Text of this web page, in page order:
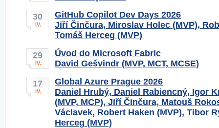
30
IV.
GitHub Copilot Dev Days 2026
Jiří Činčura, Miroslav Holec (MVP),
Tomáš Herceg (MVP)
29
IV.
Úvod do Microsoft Fabric
David Gešvindr (MVP, MCT, MCSE)
17
IV.
Global Azure Prague 2026
Daniel Hrubý, Daniel Rabiencný, Igor
(MVP, MCP), Jiří Činčura, Matouš
Václavek, Robert Haken (MVP), Tibor
Herceg (MVP)